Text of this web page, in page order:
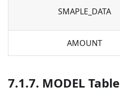
SMAPLE_DATA
AMOUNT
7.1.7. MODEL Table